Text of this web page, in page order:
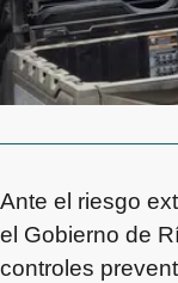
Ante el riesgo
el Gobierno de
controles